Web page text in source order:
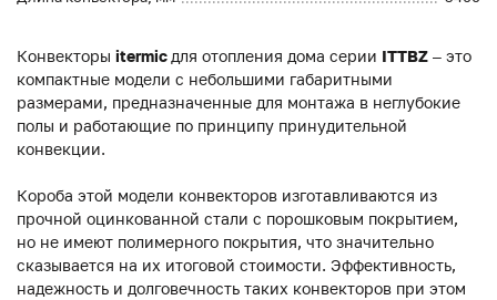
Конвекторы itermic для отопления дома серии ITTBZ – это
компактные модели с небольшими габаритными
размерами, предназначенные для монтажа в неглубокие
полы и работающие по принципу принудительной
конвекции.
Короба этой модели конвекторов изготавливаются из
прочной оцинкованной стали с порошковым покрытием,
но не имеют полимерного покрытия, что значительно
сказывается на их итоговой стоимости. Эффективность,
надежность и долговечность таких конвекторов при этом